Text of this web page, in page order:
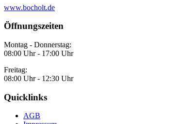
www.bocholt.de
Öffnungszeiten
Montag - Donnerstag:
08:00 Uhr - 17:00 Uhr
Freitag:
08:00 Uhr - 12:30 Uhr
Quicklinks
AGB